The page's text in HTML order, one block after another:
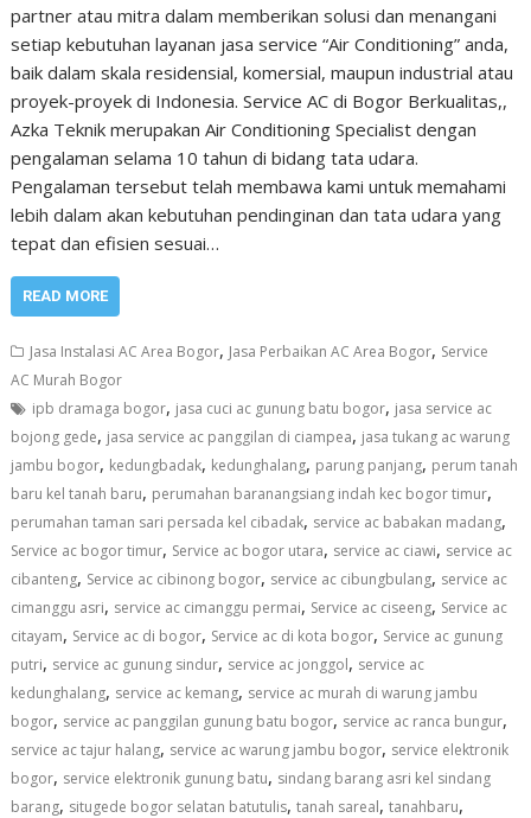
partner atau mitra dalam memberikan solusi dan menangani
setiap kebutuhan layanan jasa service “Air Conditioning” anda,
baik dalam skala residensial, komersial, maupun industrial atau
proyek-proyek di Indonesia. Service AC di Bogor Berkualitas,,
Azka Teknik merupakan Air Conditioning Specialist dengan
pengalaman selama 10 tahun di bidang tata udara.
Pengalaman tersebut telah membawa kami untuk memahami
lebih dalam akan kebutuhan pendinginan dan tata udara yang
tepat dan efisien sesuai…
READ MORE
Jasa Instalasi AC Area Bogor, Jasa Perbaikan AC Area Bogor, Service
AC Murah Bogor
ipb dramaga bogor, jasa cuci ac gunung batu bogor, jasa service ac
bojong gede, jasa service ac panggilan di ciampea, jasa tukang ac warung
jambu bogor, kedungbadak, kedunghalang, parung panjang, perum tanah
baru kel tanah baru, perumahan baranangsiang indah kec bogor timur,
perumahan taman sari persada kel cibadak, service ac babakan madang,
Service ac bogor timur, Service ac bogor utara, service ac ciawi, service ac
cibanteng, Service ac cibinong bogor, service ac cibungbulang, service ac
cimanggu asri, service ac cimanggu permai, Service ac ciseeng, Service ac
citayam, Service ac di bogor, Service ac di kota bogor, Service ac gunung
putri, service ac gunung sindur, service ac jonggol, service ac
kedunghalang, service ac kemang, service ac murah di warung jambu
bogor, service ac panggilan gunung batu bogor, service ac ranca bungur,
service ac tajur halang, service ac warung jambu bogor, service elektronik
bogor, service elektronik gunung batu, sindang barang asri kel sindang
barang, situgede bogor selatan batutulis,tanah sareal,tanahbaru,